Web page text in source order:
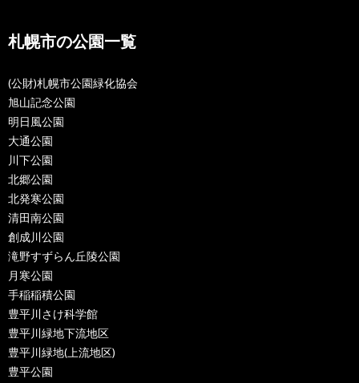
札幌市の公園一覧
(公財)札幌市公園緑化協会
旭山記念公園
明日風公園
大通公園
川下公園
北郷公園
北発寒公園
清田南公園
創成川公園
滝野すずらん丘陵公園
月寒公園
手稲稲積公園
豊平川さけ科学館
豊平川緑地下流地区
豊平川緑地(上流地区)
豊平公園